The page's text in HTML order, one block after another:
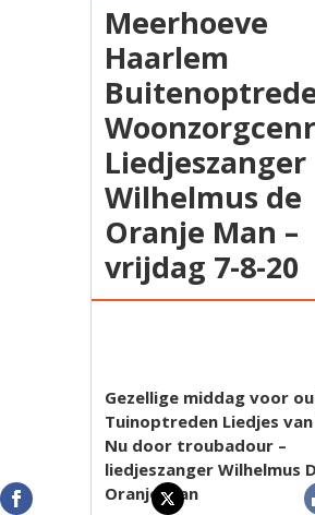
Meerhoeve
Haarlem
Liedjeszanger
Wilhelmus de
Oranje Man –
vrijdag 7-8-20
Gezellige middag voor
Tuinoptreden Liedjes
Nu door troubadour –
liedjeszanger Wilhelmus
Oranje Man